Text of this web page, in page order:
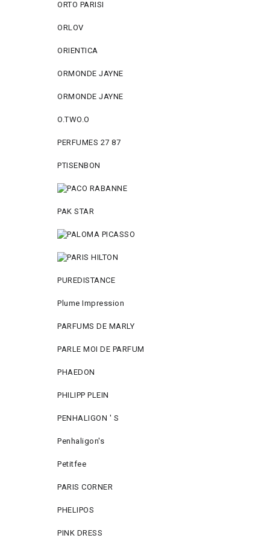
ORTO PARISI
ORLOV
ORIENTICA
ORMONDE JAYNE
ORMONDE JAYNE
O.TWO.O
PERFUMES 27 87
PTISENBON
PAK STAR
PUREDISTANCE
Plume Impression
PARFUMS DE MARLY
PARLE MOI DE PARFUM
PHAEDON
PHILIPP PLEIN
PENHALIGON ' S
Penhaligon's
Petitfee
PARIS CORNER
PHELIPOS
PINK DRESS